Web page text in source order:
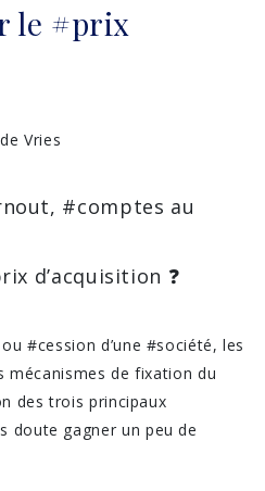
le #prix
Vries
#comptes au
d’acquisition ❓
#cession d’une #société, les
mécanismes de fixation du
des trois principaux
doute gagner un peu de